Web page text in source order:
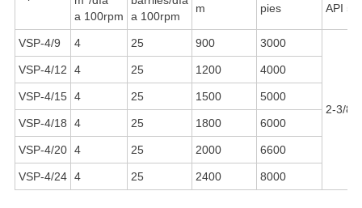
a 100rpm
a 100rpm
m pies API
VSP-4/9 4 25 900 3000
2-3/
VSP-4/12 4 25 1200 4000
VSP-4/15 4 25 1500 5000
VSP-4/18 4 25 1800 6000
VSP-4/20 4 25 2000 6600
VSP-4/24 4 25 2400 8000